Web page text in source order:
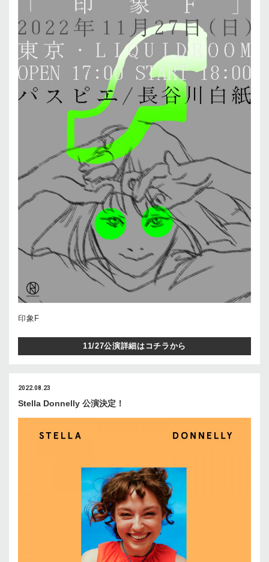
印象F
11/27公演詳細はコチラから
2022.08.23
Stella Donnelly 公演決定！